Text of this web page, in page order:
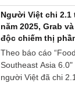
dòng tiền giữa các
yếu tố không thể
đến thành công.
Người Việt chi 2.1
năm 2025, Grab
độc chiếm thị
Theo báo cáo
Southeast Asia
người Việt đã chi